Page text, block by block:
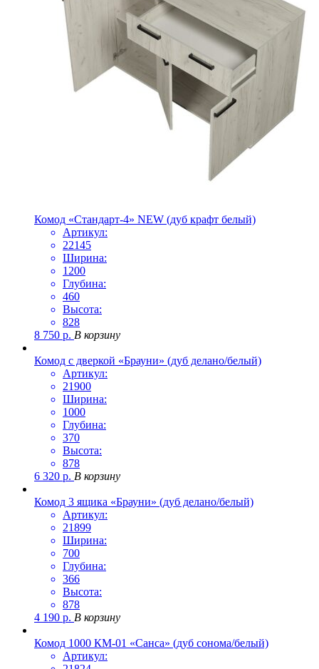
Комод «Стандарт-4» NEW (дуб крафт белый)
Артикул:
22145
Ширина:
1200
Глубина:
460
Высота:
828
8 750 р. В корзину
Комод с дверкой «Брауни» (дуб делано/белый)
Артикул:
21900
Ширина:
1000
Глубина:
370
Высота:
878
6 320 р. В корзину
Комод 3 ящика «Брауни» (дуб делано/белый)
Артикул:
21899
Ширина:
700
Глубина:
366
Высота:
878
4 190 р. В корзину
Комод 1000 КМ-01 «Санса» (дуб сонома/белый)
Артикул: